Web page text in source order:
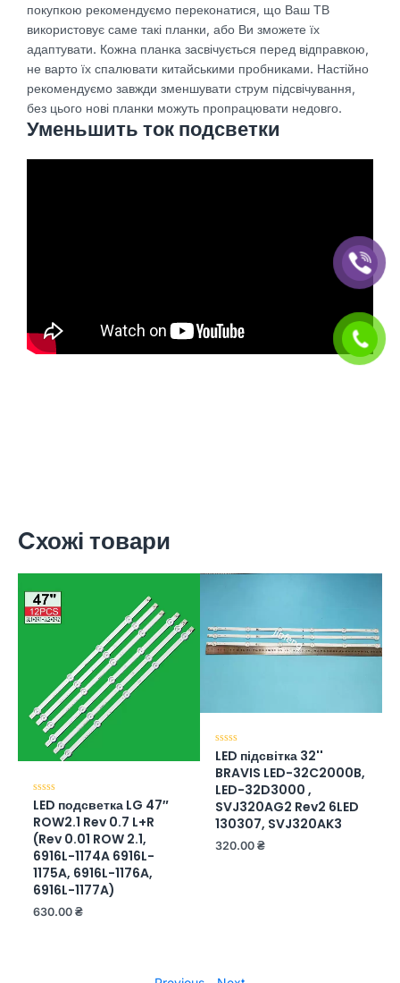
покупкою рекомендуємо переконатися, що Ваш ТВ
використовує саме такі планки, або Ви зможете їх
адаптувати. Кожна планка засвічується перед відправкою,
не варто їх спалювати китайськими пробниками. Настійно
рекомендуємо завжди зменшувати струм підсвічування,
без цього нові планки можуть пропрацювати недовго.
Уменьшить ток подсветки
Cхожі товари
Оценка
0
из
5
LED подсветка LG 47″
ROW2.1 Rev 0.7 L+R
(Rev 0.01 ROW 2.1,
6916L-1174A 6916L-
1175A, 6916L-1176A,
6916L-1177A)
630.00 ₴
Оценка
0
из
5
LED підсвітка 32''
BRAVIS LED-32C2000B,
LED-32D3000 ,
SVJ320AG2 Rev2 6LED
130307, SVJ320AK3
320.00 ₴